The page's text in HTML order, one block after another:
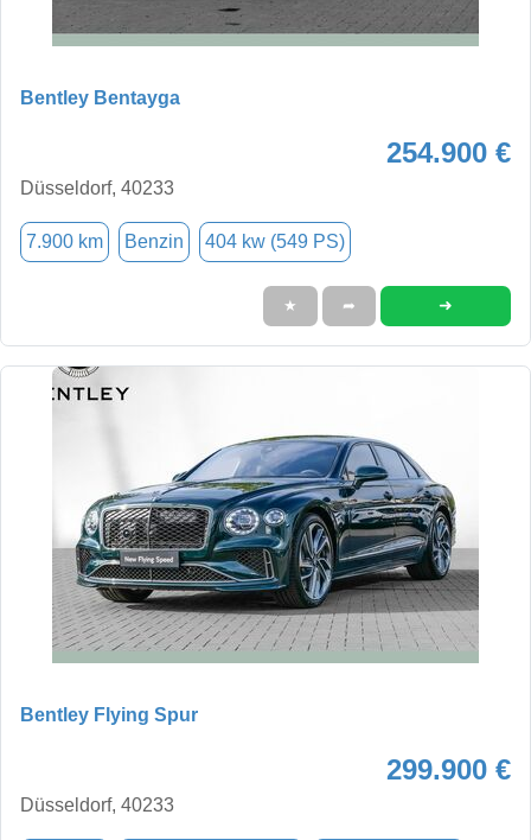
Bentley Bentayga
254.900 €
Düsseldorf, 40233
7.900 km Benzin 404 kw (549 PS)
★ ➦ ➜
Bentley Flying Spur
299.900 €
Düsseldorf, 40233